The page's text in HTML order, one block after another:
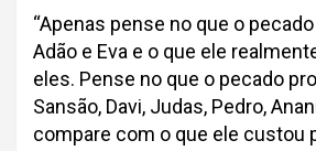
“Apenas pense no que o
Adão e Eva e o que ele
eles. Pense no que o pecado
Sansão, Davi, Judas, Pedro,
compare com o que ele custou